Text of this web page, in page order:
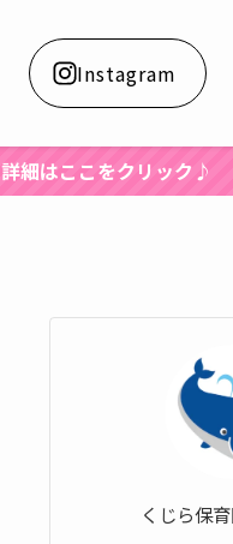
Instagram
くじら保